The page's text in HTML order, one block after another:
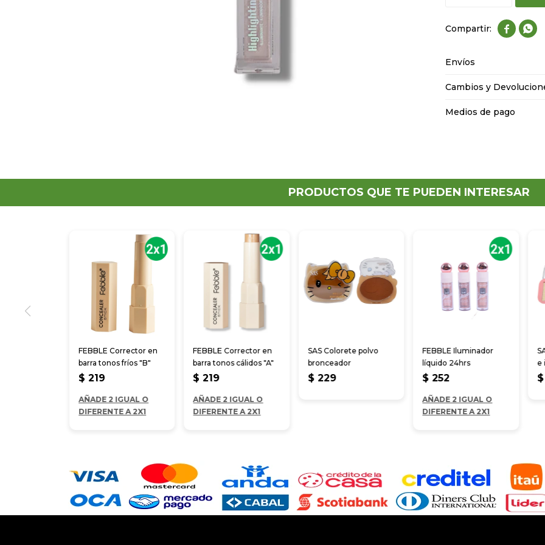
 
Envíos
Cambios y
Medios de pago
PRODUCTOS QUE TE PUEDEN INTERESAR
FEBBLE Corrector en
barra tonos fríos "B"
$ 219
AÑADE 2 IGUAL O
DIFERENTE A 2X1
FEBBLE Corrector en
barra tonos cálidos "A"
$ 219
AÑADE 2 IGUAL O
DIFERENTE A 2X1
SAS Colorete polvo
bronceador
$ 229
FEBBLE Iluminador
líquido 24hrs
$ 252
AÑADE 2 IGUAL O
DIFERENTE A 2X1
e
$